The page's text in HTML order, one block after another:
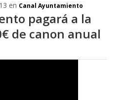
en Canal Ayuntamiento
pagará a la
de canon anual